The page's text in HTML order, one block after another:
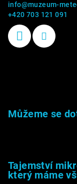
info@muzeum-
+420 703 121 091
Můžeme se
Tajemství
který máme